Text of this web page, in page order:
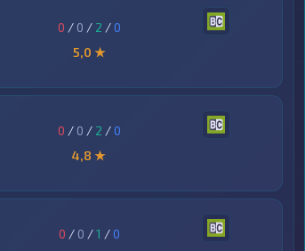
0 / 0 / 2 /0
5,0 ★
0 / 0 / 2 /0
4,8 ★
0 / 0 /1 /0